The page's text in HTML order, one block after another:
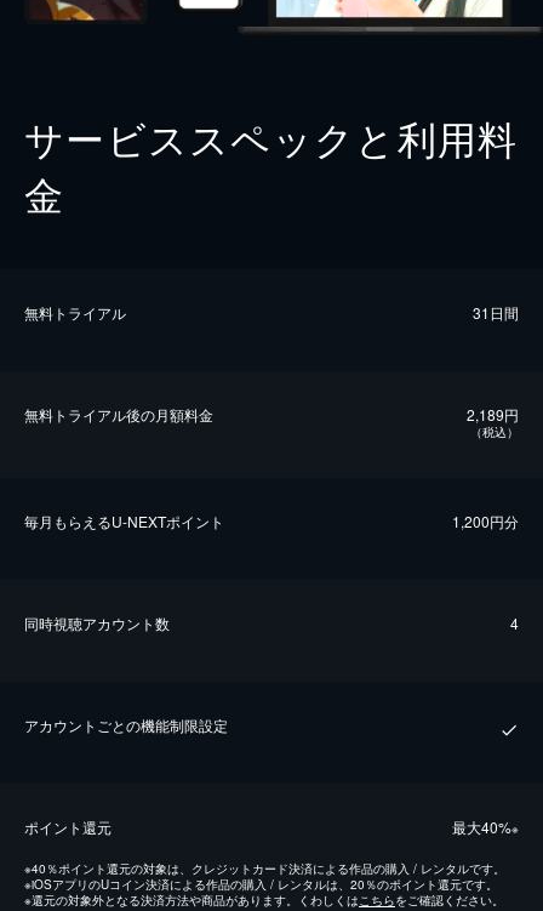
サービススペックと利用料
金
無料トライアル 31日間
無料トライアル後の⽉額料金 2,189円
（税込）
毎⽉もらえるU-NEXTポイント 1,200円分
同時視聴アカウント数 4
アカウントごとの機能制限設定
ポイント還元 最⼤40%※
※40％ポイント還元の対象は、クレジットカード決済による作品の購入 / レンタルです。
※iOSアプリのUコイン決済による作品の購入 / レンタルは、20％のポイント還元です。
※還元の対象外となる決済方法や商品があります。くわしくはこちらをご確認ください。